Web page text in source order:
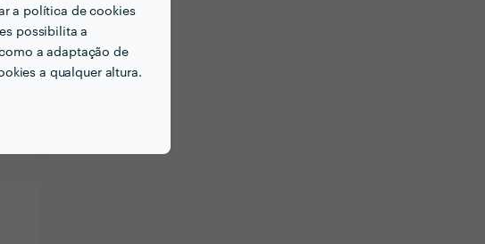
a política de cookies
possibilita a
a adaptação de
a qualquer altura.